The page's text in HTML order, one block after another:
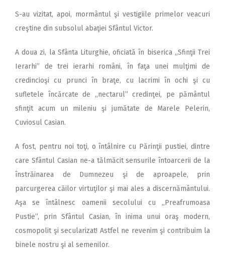
S-au vizitat, apoi, mormântul şi vestigiile primelor veacuri
creştine din subsolul abaţiei Sfântul Victor.
A doua zi, la Sfânta Liturghie, oficiată în biserica ,,Sfinţii Trei
Ierarhi” de trei ierarhi români, în faţa unei mulţimi de
credincioşi cu prunci în braţe, cu lacrimi în ochi şi cu
sufletele încărcate de ,,nectarul” credinţei, pe pământul
sfinţit acum un mileniu şi jumătate de Marele Pelerin,
Cuviosul Casian.
A fost, pentru noi toţi, o întâlnire cu Părinţii pustiei, dintre
care Sfântul Casian ne-a tălmăcit sensurile întoarcerii de la
înstrăinarea de Dumnezeu şi de aproapele, prin
parcurgerea căilor virtuţilor şi mai ales a discernământului.
Aşa se întâlnesc oamenii secolului cu ,,Preafrumoasa
Pustie”, prin Sfântul Casian, în inima unui oraş modern,
cosmopolit şi secularizat! Astfel ne revenim şi contribuim la
binele nostru şi al semenilor.